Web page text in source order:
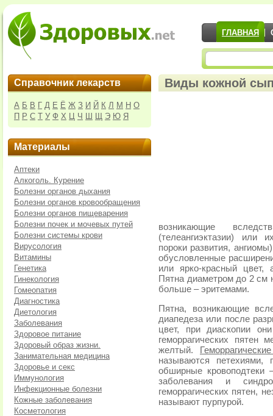
ГЛАВНАЯ
Справочник лекарств
А Б В Г Д Е Ё Ж З И Й К Л М Н О
П Р С Т У Ф Х Ц Ч Ш Щ Э Ю Я
Материалы
Аптеки
Алкоголь. Курение
Болезни органов дыхания
Болезни органов кровообращения
Болезни органов пищеварения
Болезни почек и мочевых путей
Болезни системы крови
Вирусология
Витамины
Генетика
Гинекология
Гомеопатия
Диагностика
Диетология
Заболевания
Здоровое питание
Здоровый образ жизни.
Занимательная медицина
Здоровье и секс
Иммунология
Инфекционные болезни
Кожные заболевания
Косметология
Виды кожной
возникающие
(телеангиэктазии) или
пороки развития,
обусловленные
или ярко-красный
Пятна диаметром до 2 см
больше – эритемами.
Пятна, возникающие
диапедеза или после
цвет, при диаскопии
геморрагических пятен
желтый.
называются
обширные кровоподтеки
заболевания и
геморрагических пятен,
называют пурпурой.